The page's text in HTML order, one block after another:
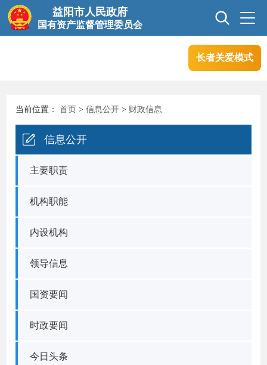
益阳市人民政府
国有资产监督管理委员会
信息公开
政务服务
长者关爱模式
当前位置：首页 >信息公开 > 财政信息
信息公开
主要职责
机构职能
内设机构
领导信息
国资要闻
时政要闻
今日头条